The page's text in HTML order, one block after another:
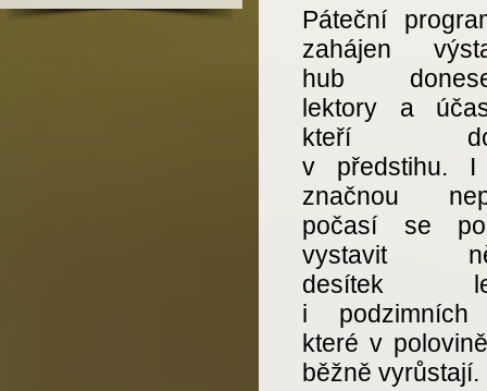
Páteční
zahájen
hub
lektory a
kteří
v předstihu. I
značnou
počasí se
vystavit
desítek
i podzimních
které v
běžně vyrůstají.